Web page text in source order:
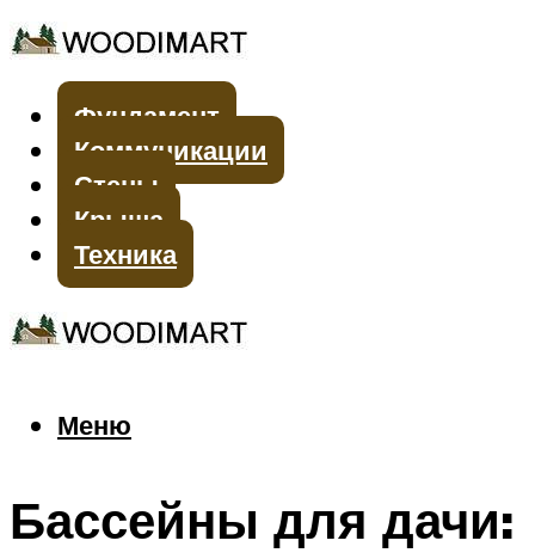
Фундамент
Коммуникации
Стены
Крыша
Техника
Меню
Меню
Бассейны для дачи: